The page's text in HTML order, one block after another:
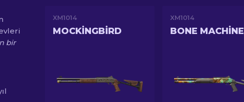
bir
XM1014
MOCKINGBIRD
XM1014
BONE MACHINE